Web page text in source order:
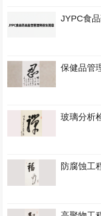
JYPC食
保健品管
玻璃分析
防腐蚀工